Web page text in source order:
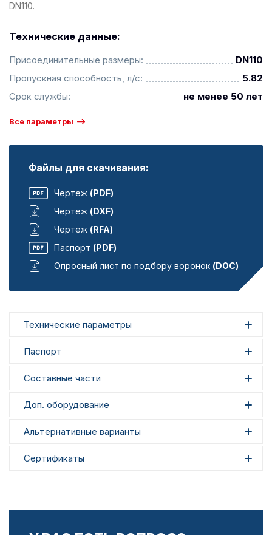
DN110.
Технические данные:
Присоединительные размеры:
DN110
Пропускная способность, л/с:
5.82
Срок службы:
не менее 50 лет
Все параметры
Файлы для скачивания:
Чертеж (PDF)
Чертеж (DXF)
Чертеж (RFA)
Паспорт (PDF)
Опросный лист по подбору воронок (DOC)
Технические параметры
Паспорт
Составные части
Доп. оборудование
Альтернативные варианты
Сертификаты